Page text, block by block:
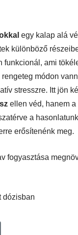
egy kalap alá
különböző
funkcionál, ami
módon
stresszre. Itt jön
ellen véd, hanem
a
erősítenénk meg.
fogyasztása
dózisban